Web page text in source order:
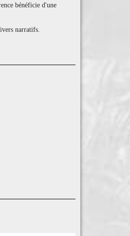
bénéficie d'une
narratifs.